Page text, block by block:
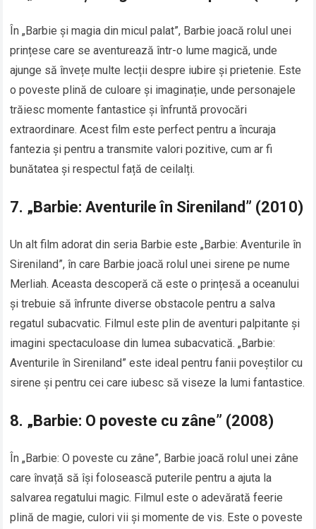
În „Barbie și magia din micul palat”, Barbie joacă rolul unei
prințese care se aventurează într-o lume magică, unde
ajunge să învețe multe lecții despre iubire și prietenie. Este
o poveste plină de culoare și imaginație, unde personajele
trăiesc momente fantastice și înfruntă provocări
extraordinare. Acest film este perfect pentru a încuraja
fantezia și pentru a transmite valori pozitive, cum ar fi
bunătatea și respectul față de ceilalți.
7. „Barbie: Aventurile în Sireniland” (2010)
Un alt film adorat din seria Barbie este „Barbie: Aventurile în
Sireniland”, în care Barbie joacă rolul unei sirene pe nume
Merliah. Aceasta descoperă că este o prințesă a oceanului
și trebuie să înfrunte diverse obstacole pentru a salva
regatul subacvatic. Filmul este plin de aventuri palpitante și
imagini spectaculoase din lumea subacvatică. „Barbie:
Aventurile în Sireniland” este ideal pentru fanii poveștilor cu
sirene și pentru cei care iubesc să viseze la lumi fantastice.
8. „Barbie: O poveste cu zâne” (2008)
În „Barbie: O poveste cu zâne”, Barbie joacă rolul unei zâne
care învață să își folosească puterile pentru a ajuta la
salvarea regatului magic. Filmul este o adevărată feerie
plină de magie, culori vii și momente de vis. Este o poveste